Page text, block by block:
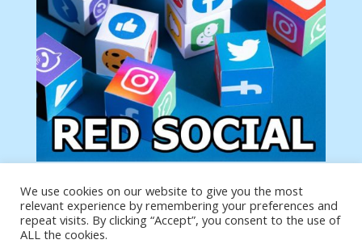
Tu anuncio va aquí
Podemos poner tu anuncio aquí con un link de tu
producto o página
We use cookies on our website to give you the most
relevant experience by remembering your preferences and
repeat visits. By clicking “Accept”, you consent to the use of
ALL the cookies.